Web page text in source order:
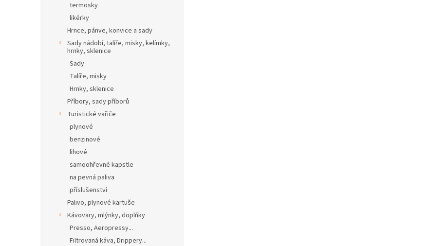
termosky
likérky
Hrnce, pánve, konvice a sady
Sady nádobí, talíře, misky, kelímky,
hrnky, sklenice
Sady
Talíře, misky
Hrnky, sklenice
Příbory, sady příborů
Turistické vařiče
plynové
benzinové
lihové
samoohřevné kapstle
na pevná paliva
příslušenství
Palivo, plynové kartuše
Kávovary, mlýnky, doplňky
Presso, Aeropressy...
Filtrovaná káva, Drippery...